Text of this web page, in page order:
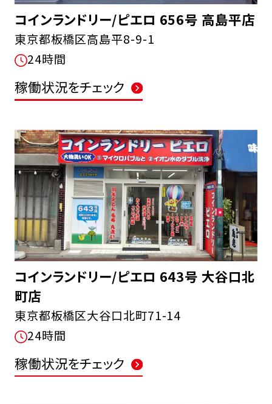
コインランドリー/ピエロ 656号 高島平店
東京都板橋区高島平8-9-1
24時間
稼働状況をチェック
コインランドリー/ピエロ 643号 大谷口北
町店
東京都板橋区大谷口北町71-14
24時間
稼働状況をチェック